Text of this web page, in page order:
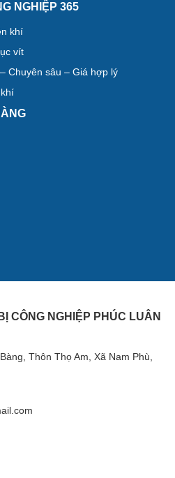
NGHIỆP 365
khí
vít
Chuyên sâu – Giá hợp lý
CÔNG NGHIỆP PHÚC LUÂN
Thôn Thọ Am, Xã Nam Phù,